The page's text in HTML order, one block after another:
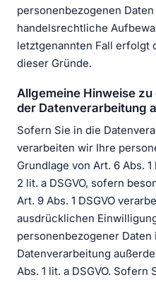
personenbezogenen
handelsrechtliche
letztgenannten Fall erfolgt
dieser Gründe.
Allgemeine Hinweise
der Datenverarbeitung
Sofern Sie in die
verarbeiten wir Ihre
Grundlage von Art. 6 Abs. 1
2 lit. a DSGVO, sofern
Art. 9 Abs. 1 DSGVO
ausdrücklichen
personenbezogener
Datenverarbeitung
Abs. 1 lit. a DSGVO.